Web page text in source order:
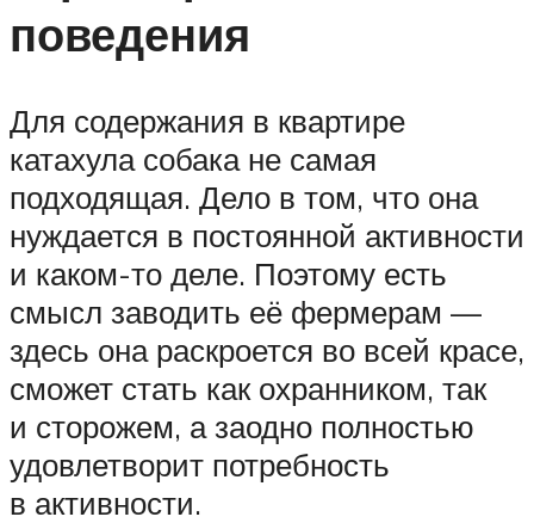
поведения
Для содержания в квартире
катахула собака не самая
подходящая. Дело в том, что она
нуждается в постоянной активности
и каком-то деле. Поэтому есть
смысл заводить её фермерам —
здесь она раскроется во всей красе,
сможет стать как охранником, так
и сторожем, а заодно полностью
удовлетворит потребность
в активности.